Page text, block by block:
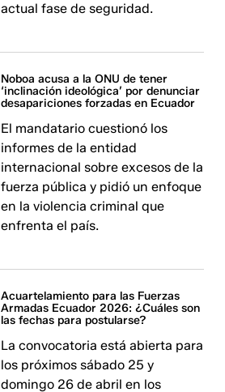
actual fase de seguridad.
Noboa acusa a la ONU de tener
‘inclinación ideológica’ por denunciar
desapariciones forzadas en Ecuador
El mandatario cuestionó los
informes de la entidad
internacional sobre excesos de la
fuerza pública y pidió un enfoque
en la violencia criminal que
enfrenta el país.
Acuartelamiento para las Fuerzas
Armadas Ecuador 2026: ¿Cuáles son
las fechas para postularse?
La convocatoria está abierta para
los próximos sábado 25 y
domingo 26 de abril en los